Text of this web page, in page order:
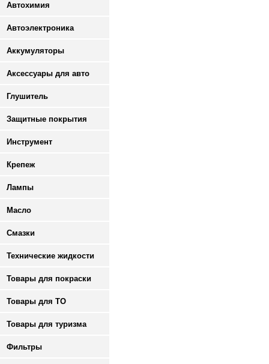
Автохимия
Автоэлектроника
Аккумуляторы
Аксессуары для авто
Глушитель
Защитные покрытия
Инструмент
Крепеж
Лампы
Масло
Смазки
Технические жидкости
Товары для покраски
Товары для ТО
Товары для туризма
Фильтры